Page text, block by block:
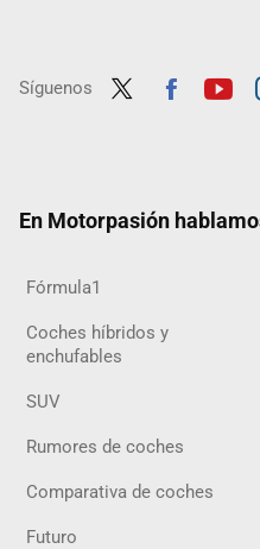
Síguenos
En Motorpasión
Fórmula1
Coches híbridos y
enchufables
SUV
Rumores de coches
Comparativa de coches
Futuro